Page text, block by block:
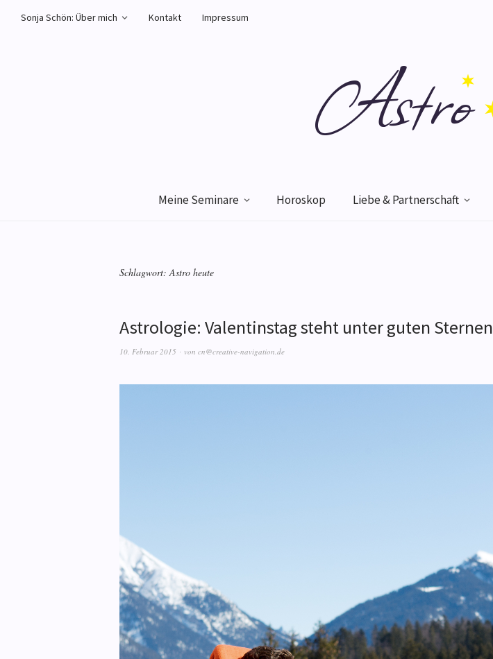
Sonja Schön: Über mich Kontakt Impressum
Meine Seminare Horoskop Liebe & Partnerschaft
Schlagwort:Astro heute
Astrologie: Valentinstag steht unter guten Sternen
10. Februar 2015 von cn@creative-navigation.de